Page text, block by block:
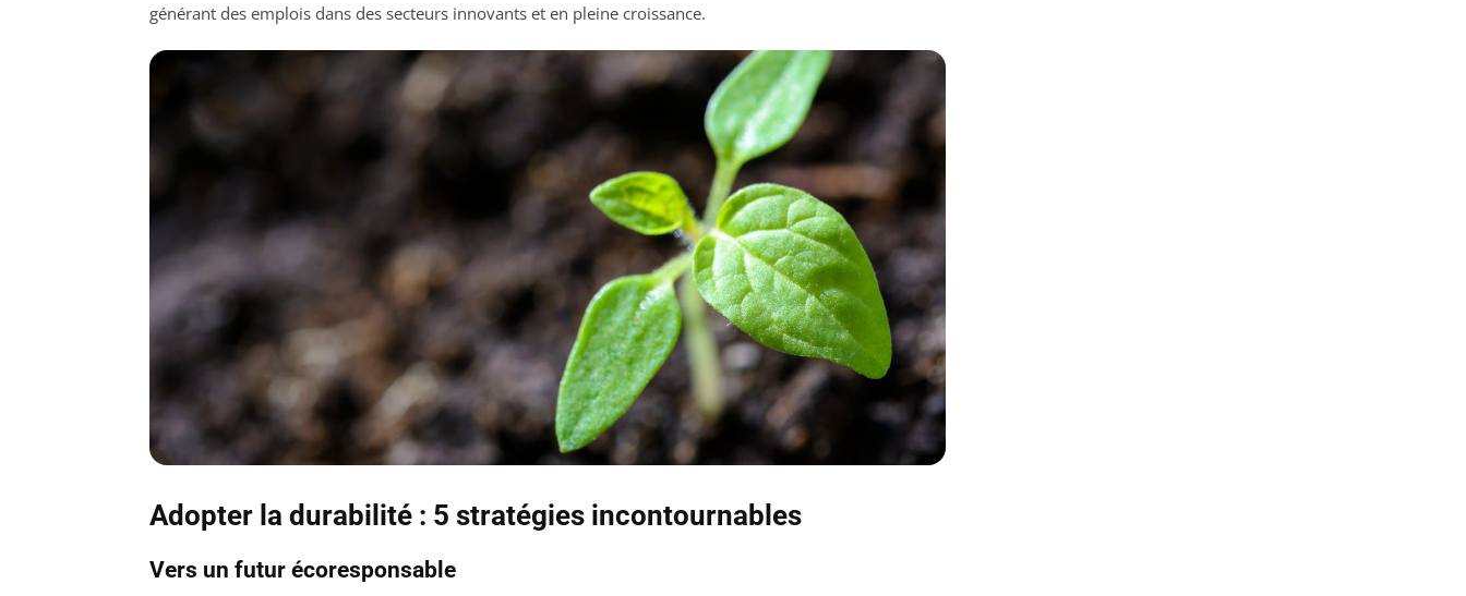
générant des emplois dans des secteurs innovants et en pleine croissance.
Adopter la durabilité : 5 stratégies incontournables
Vers un futur écoresponsable